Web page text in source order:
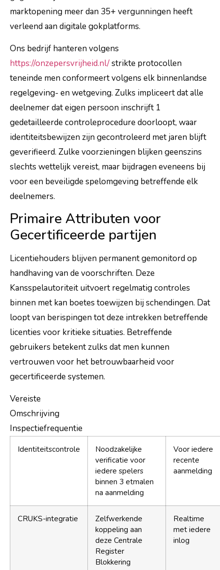
marktopening meer dan 35+ vergunningen heeft
verleend aan digitale gokplatforms.
Ons bedrijf hanteren volgens
https://onzepersvrijheid.nl/strikte protocollen
teneinde men conformeert volgens elk binnenlandse
regelgeving- en wetgeving. Zulks impliceert dat alle
deelnemer dat eigen persoon inschrijft 1
gedetailleerde controleprocedure doorloopt, waar
identiteitsbewijzen zijn gecontroleerd met jaren blijft
geverifieerd. Zulke voorzieningen blijken geenszins
slechts wettelijk vereist, maar bijdragen eveneens bij
voor een beveiligde spelomgeving betreffende elk
deelnemers.
Primaire Attributen voor
Gecertificeerde partijen
Licentiehouders blijven permanent gemonitord op
handhaving van de voorschriften. Deze
Kansspelautoriteit uitvoert regelmatig controles
binnen met kan boetes toewijzen bij schendingen. Dat
loopt van berispingen tot deze intrekken betreffende
licenties voor kritieke situaties. Betreffende
gebruikers betekent zulks dat men kunnen
vertrouwen voor het betrouwbaarheid voor
gecertificeerde systemen.
Vereiste
Omschrijving
Inspectiefrequentie
Identiteitscontrole
Noodzakelijke
verificatie voor
iedere spelers
binnen 3 etmalen
na aanmelding
Voor iedere
recente
aanmelding
CRUKS-integratie
Zelfwerkende
koppeling aan
deze Centrale
Register
Blokkering
Realtime
met iedere
inlog